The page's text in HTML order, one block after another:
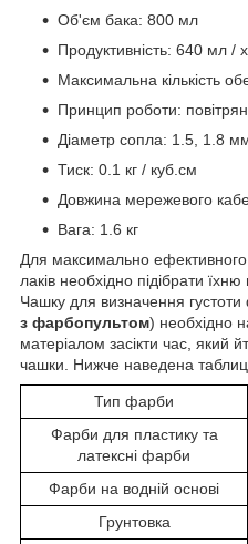
Об'єм бака: 800 мл
Продуктивність: 640 мл /
Максимальна кількість
Принцип роботи:
Діаметр сопла: 1.5, 1.8
Тиск: 0.1 кг / куб.см
Довжина мережевого
Вага: 1.6 кг
Для максимально
лаків необхідно підібрати
Чашку для визначення
з фарбопультом) необхідно
матеріалом засікти час, який
чашки. Нижче наведена
Тип фарби
Фарби для пластику та
латексні фарби
Фарби на водній основі
Грунтовка